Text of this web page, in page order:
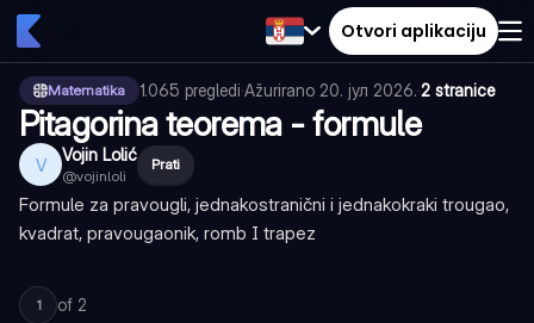
Otvori aplikaciju
Matematika 1.065 pregledi·Ažurirano 20. јул 2026.·2 stranice
Pitagorina teorema - formule
V Vojin Lolić
@vojinloli
Prati
Formule za pravougli, jednakostranični i jednakokraki trougao,
kvadrat, pravougaonik, romb I trapez
1 of 2